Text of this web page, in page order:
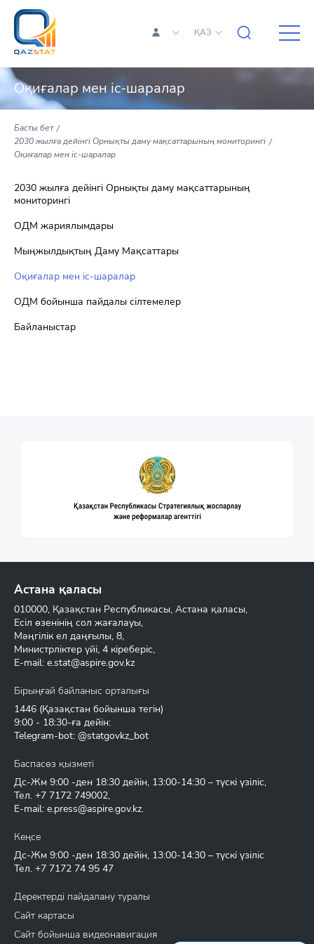
ҚАЗ
Оқиғалар мен іс-шаралар
Басты бет
2030 жылға дейінгі Орнықты даму мақсаттарының мониторингі
Оқиғалар мен іс-шаралар
2030 жылға дейінгі Орнықты даму мақсаттарының
мониторингі
ОДМ жариялымдары
Мыңжылдықтың Даму Мақсаттары
Оқиғалар мен іс-шаралар
ОДМ бойынша пайдалы сілтемелер
Байланыстар
Астана қаласы
010000, Қазақстан Республикасы, Астана қаласы,
Есіл өзенінің сол жағалауы,
Мәңгілік ел даңғылы, 8,
Министрліктер үйі, 4 кіреберіс,
E-mail: e.stat@aspire.gov.kz
Бірыңғай байланыс орталығы
1446 (Қазақстан бойынша тегін)
9:00 - 18:30-ға дейін:
Telegram-bot: @statgovkz_bot
Баспасөз қызметі
Дс-Жм 9:00 -ден 18:30 дейін, 13:00-14:30 – түскі үзіліс,
Тел. +7 7172 749002,
E-mail: e.press@aspire.gov.kz.
Кеңсе
Дс-Жм 9:00 -ден 18:30 дейін, 13:00-14:30 – түскі үзіліс
Тел. +7 7172 74 95 47
Деректерді пайдалану туралы
Сайт картасы
Сайт бойынша видеонавигация